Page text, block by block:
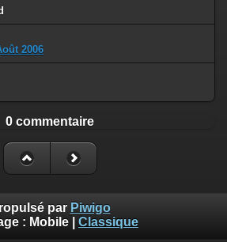
2006
0 commentaire
par Piwigo
: Mobile Classique